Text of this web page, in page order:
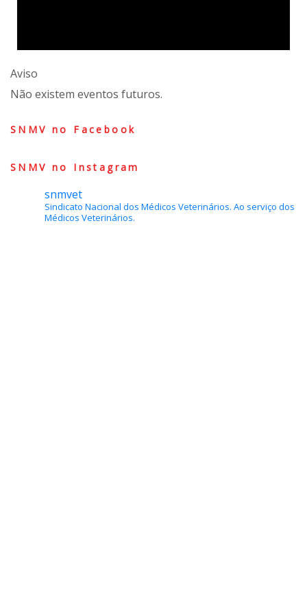
Aviso
Não existem eventos futuros.
SNMV no Facebook
SNMV no Instagram
snmvet
Sindicato Nacional dos Médicos Veterinários. Ao serviço dos
Médicos Veterinários.